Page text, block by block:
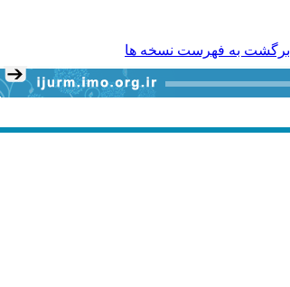
برگشت به فهرست نسخه ها